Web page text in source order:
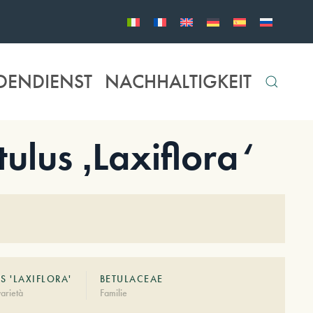
NACHHALTIGKEIT
‚Laxiflora‘
'LAXIFLORA'
BETULACEAE
Familie